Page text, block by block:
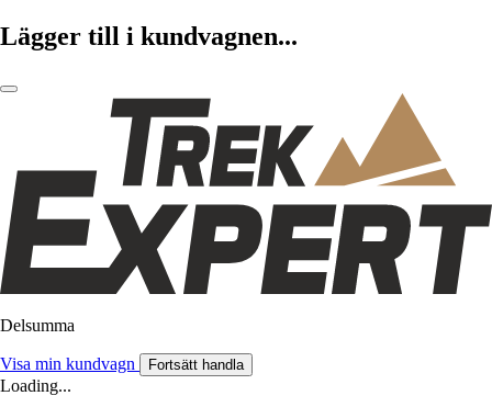
Lägger till i kundvagnen...
Delsumma
Visa min kundvagn Fortsätt handla
Loading...